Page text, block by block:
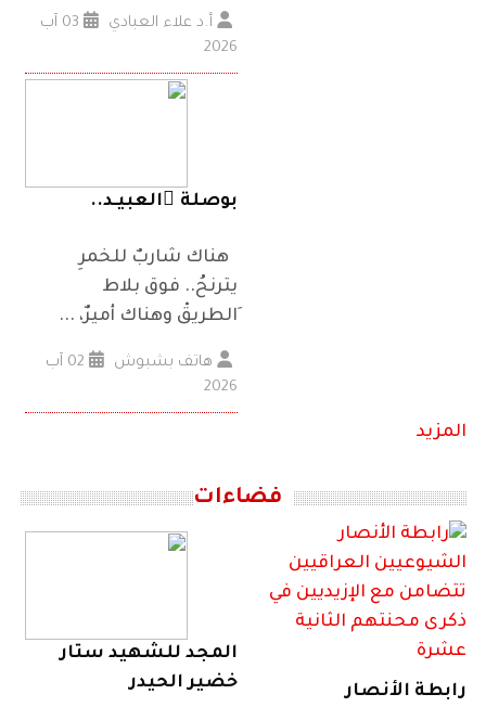
أ.د علاء العبادي
03 آب
2026
بوصلة ُالعبيـد..
هناك شاربٌ للخمرِ
يترنحُ.. فوق بلاط
ِالطريقْ وهناك أميرٌ، ...
هاتف بشبوش
02 آب
2026
المزيد
فضاءات
رابطة الأنصار
المجد للشهيد ستار
خضير الحيدر